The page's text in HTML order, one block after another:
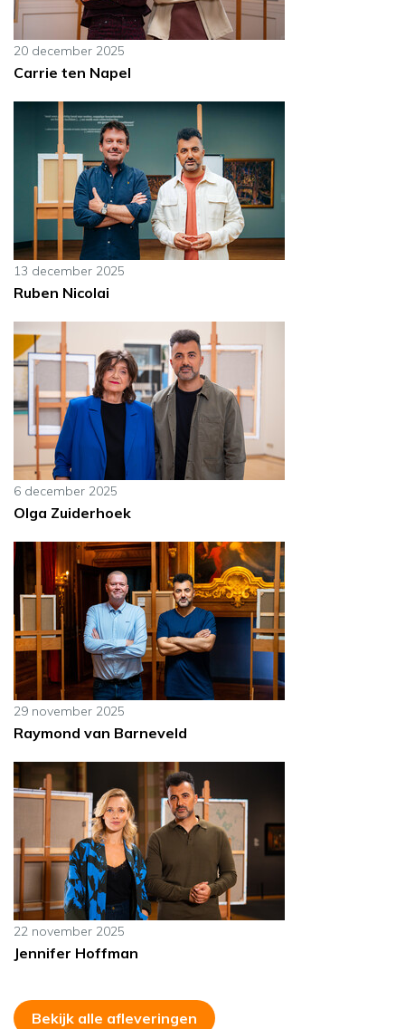
20 december 2025
Carrie ten Napel
13 december 2025
Ruben Nicolai
6 december 2025
Olga Zuiderhoek
29 november 2025
Raymond van Barneveld
22 november 2025
Jennifer Hoffman
Bekijk alle afleveringen